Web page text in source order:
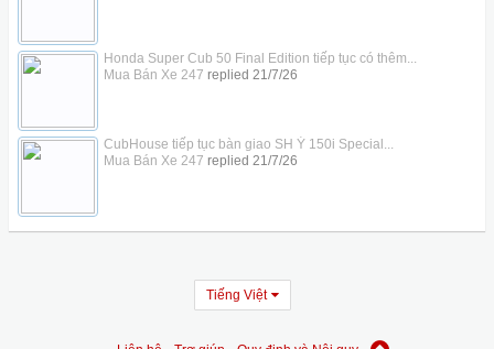
Honda Super Cub 50 Final Edition tiếp tục có thêm...
Mua Bán Xe 247 replied 21/7/26
CubHouse tiếp tục bàn giao SH Ý 150i Special...
Mua Bán Xe 247 replied 21/7/26
Tiếng Việt